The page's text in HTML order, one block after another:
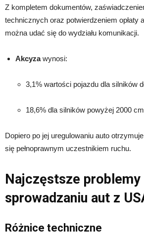
Z kompletem dokumentów,
technicznych oraz potwierdzeniem opłaty
można udać się do wydziału komunikacji.
Akcyzawynosi:
3,1% wartości pojazdu dla silników
18,6% dla silników powyżej 2000
Dopiero po jej uregulowaniu auto
się pełnoprawnym uczestnikiem ruchu.
Najczęstsze
sprowadzaniu aut z
Różnice techniczne